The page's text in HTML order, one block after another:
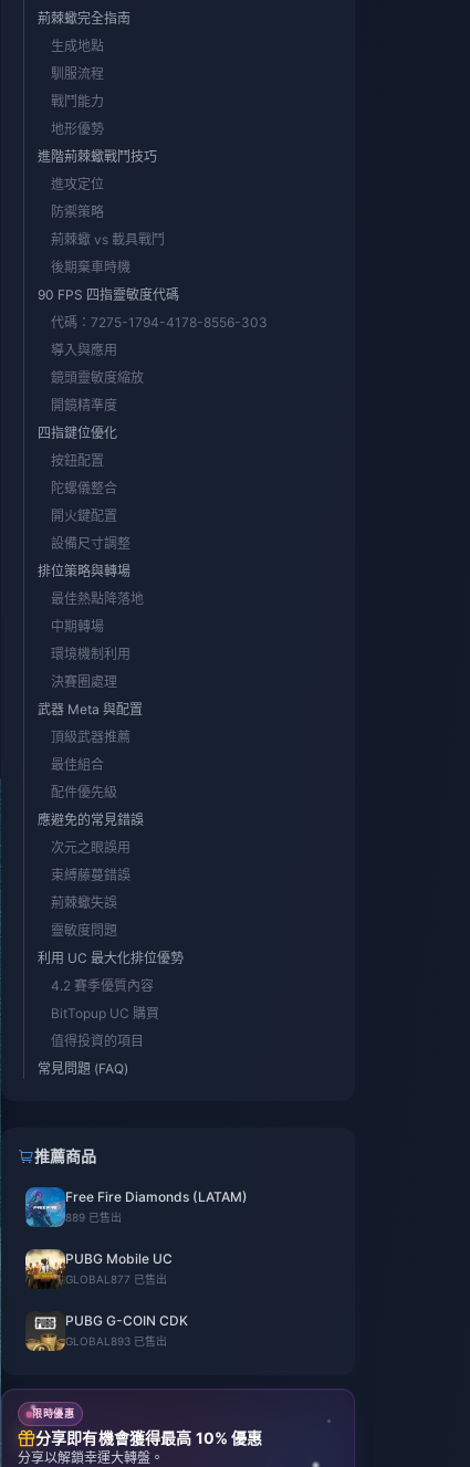
荊棘蠍完全指南
生成地點
馴服流程
戰鬥能力
地形優勢
進階荊棘蠍戰鬥技巧
進攻定位
防禦策略
荊棘蠍 vs 載具戰鬥
後期棄車時機
90 FPS 四指靈敏度代碼
代碼：7275-1794-4178-8556-303
導入與應用
鏡頭靈敏度縮放
開鏡精準度
四指鍵位優化
按鈕配置
陀螺儀整合
開火鍵配置
設備尺寸調整
排位策略與轉場
最佳熱點降落地
中期轉場
環境機制利用
決賽圈處理
武器 Meta 與配置
頂級武器推薦
最佳組合
配件優先級
應避免的常見錯誤
次元之眼誤用
束縛藤蔓錯誤
荊棘蠍失誤
靈敏度問題
利用 UC 最大化排位優勢
4.2 賽季優質內容
BitTopup UC 購買
值得投資的項目
常見問題 (FAQ)
推薦商品
Free Fire Diamonds (LATAM)
889 已售出
PUBG Mobile UC
GLOBAL 877 已售出
PUBG G-COIN CDK
GLOBAL 893 已售出
限時優惠
分享即有機會獲得最高 10% 優惠
分享以解鎖幸運大轉盤。